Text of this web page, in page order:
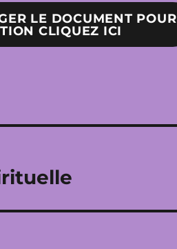
LE DOCUMENT POUR
CLIQUEZ ICI